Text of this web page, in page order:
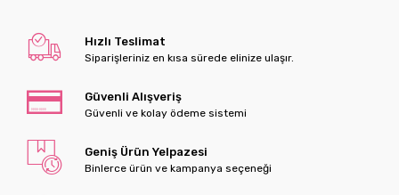
Hızlı Teslimat
Siparişleriniz en kısa sürede elinize ulaşır.
Güvenli Alışveriş
Güvenli ve kolay ödeme sistemi
Geniş Ürün Yelpazesi
Binlerce ürün ve kampanya seçeneği